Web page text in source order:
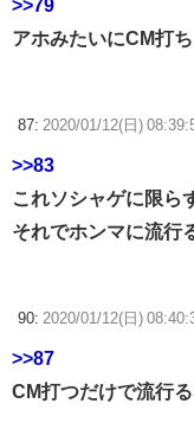
>>79
アホみたいにCM打
87: 2020/01/12(日)
>>83
これソシャゲに限ら
それでホンマに流行
90: 2020/01/12(日)
>>87
CM打つだけで流行